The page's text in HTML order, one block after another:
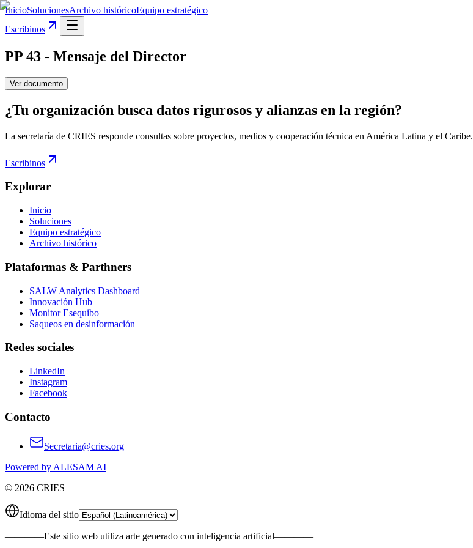
InicioSolucionesArchivo históricoEquipo estratégico
Escribinos
PP 43 - Mensaje del Director
Ver documento
¿Tu organización busca datos rigurosos y alianzas en la región?
La secretaría de CRIES responde consultas sobre proyectos, medios y cooperación técnica en América Latina y el Caribe.
Escribinos
Explorar
Inicio
Soluciones
Equipo estratégico
Archivo histórico
Plataformas & Parthners
SALW Analytics Dashboard
Innovación Hub
Monitor Esequibo
Saqueos en desinformación
Redes sociales
LinkedIn
Instagram
Facebook
Contacto
Secretaria@cries.org
Powered by ALESAM AI
© 2026 CRIES
Idioma del sitio
————Este sitio web utiliza arte generado con inteligencia artificial————